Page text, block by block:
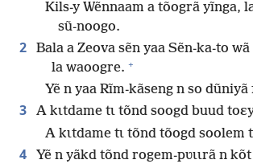
Kils-y Wẽnnaam a tõogrã yĩnga,
sũ-noogo.
2
Bala a Zeova sẽn yaa Sẽn-ka-to wã
la waoogre. +
Yẽ n yaa Rĩm-kãseng n so dũniyã
3
A kɩtdame tɩ tõnd soogd buud
A kɩtdame tɩ tõnd tõogd soolem
4 Yẽ n yãkd tõnd rogem-pʋɩɩrã n